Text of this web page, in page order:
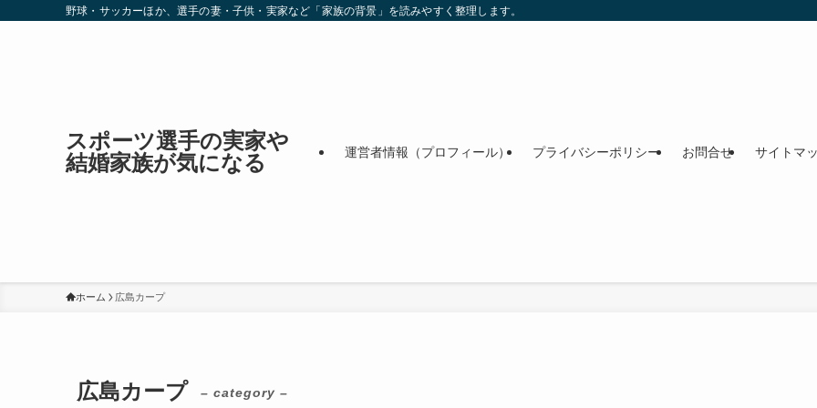
野球・サッカーほか、選手の妻・子供・実家など「家族の背景」を読みやすく整理します。
スポーツ選手の実家や
結婚家族が気になる
運営者情報（プロフィール） プライバシーポリシー お問合せ サイトマ
ホーム 広島カープ
広島カープ – category –